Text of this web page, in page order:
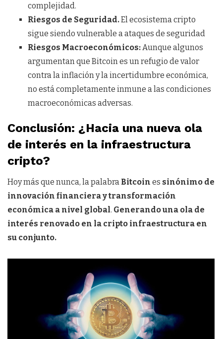
complejidad.
Riesgos de Seguridad.El ecosistema cripto
sigue siendo vulnerable a ataques de seguridad
Riesgos Macroeconómicos:Aunque algunos
argumentan que Bitcoin es un refugio de valor
contra la inflación y la incertidumbre económica,
no está completamente inmune a las condiciones
macroeconómicas adversas.
Conclusión: ¿Hacia una nueva ola
de interés en la infraestructura
cripto?
Hoy más que nunca, la palabra Bitcoin es sinónimo de
innovación financiera y transformación
económica a nivel global. Generando una ola de
interés renovado en la cripto infraestructura en
su conjunto.